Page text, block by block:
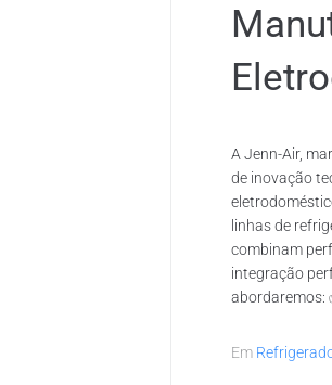
A Jenn-Air,
de inovação
linhas de
combinam
integração
abordaremos:
Em